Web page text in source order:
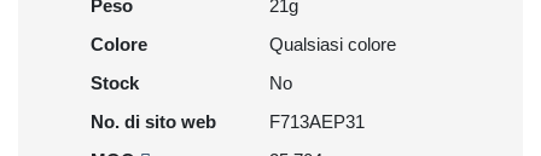
Peso
21g
Colore
Qualsiasi colore
Stock
No
No. di sito web
F713AEP31